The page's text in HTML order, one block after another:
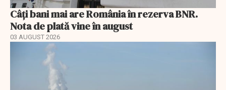
Câți bani mai are România în rezerva BNR.
Nota de plată vine în august
03 AUGUST 2026